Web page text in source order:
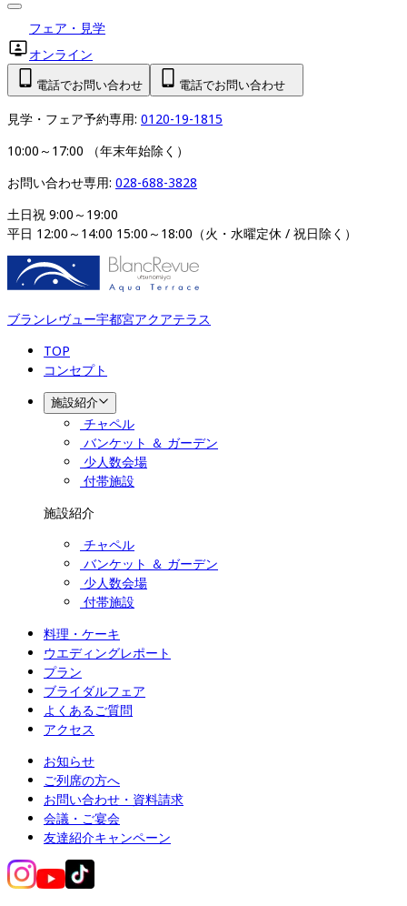
フェア・見学
オンライン
電話でお問い合わせ 電話でお問い合わせ
見学・フェア予約専用: 0120-19-1815
10:00～17:00 （年末年始除く）
お問い合わせ専用: 028-688-3828
土日祝 9:00～19:00
平日 12:00～14:00 15:00～18:00（火・水曜定休 / 祝日除く）
ブランレヴュー宇都宮アクアテラス
TOP
コンセプト
施設紹介
チャペル
バンケット ＆ ガーデン
少人数会場
付帯施設
施設紹介
チャペル
バンケット ＆ ガーデン
少人数会場
付帯施設
料理・ケーキ
ウエディングレポート
プラン
ブライダルフェア
よくあるご質問
アクセス
お知らせ
ご列席の方へ
お問い合わせ・資料請求
会議・ご宴会
友達紹介キャンペーン